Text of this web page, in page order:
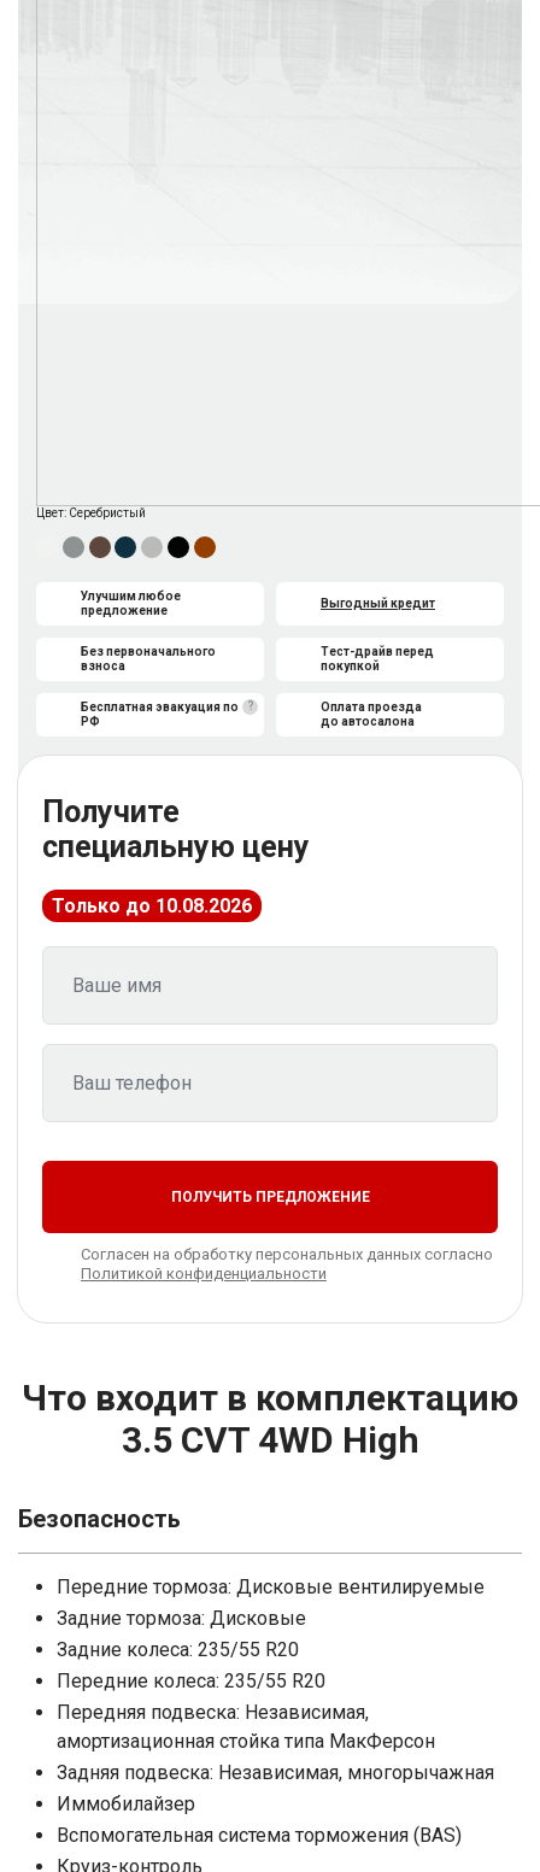
Цвет: Серебристый
Улучшим любое
предложение
Без первоначального
взноса
Выгодный кредит
Тест-драйв перед
покупкой
?
Бесплатная эвакуация по
РФ
Оплата проезда
до автосалона
Получите
специальную цену
Только до 10.08.2026
ПОЛУЧИТЬ ПРЕДЛОЖЕНИЕ
Согласен на обработку персональных данных согласно
Политикой конфиденциальности
Что входит в комплектацию
3.5 CVT 4WD High
Безопасность
Передние тормоза: Дисковые вентилируемые
Задние тормоза: Дисковые
Задние колеса: 235/55 R20
Передние колеса: 235/55 R20
Передняя подвеска: Независимая,
амортизационная стойка типа МакФерсон
Задняя подвеска: Независимая, многорычажная
Иммобилайзер
Вспомогательная система торможения (BAS)
Круиз-контроль